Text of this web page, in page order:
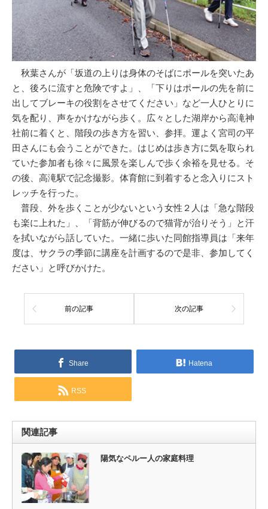
秋葉さんが「坂道の上りは身体のそばにポールを突いたあ
と、後ろに流すと危険ですよ」、「下りはポールの先を前に
出してブレーキの役割をさせてください」など一人ひとりに
気を配り、声をかけながら歩く。広々とした湖岸から高滝神
社前に着くと、階段の歩き方を習い、参拝。運よく宮司の平
田さんにも会うことができた。はじめは歩き方に気を取られ
ていた参加者も徐々に風景を楽しんで歩く余裕を見せる。そ
の後、高滝駅で記念撮影。体育館に到着すると念入りにスト
レッチを行った。
普段、外を歩くことが少ないという女性２人は「急な階段
も楽に上れた」、「背筋が伸びるので猫背が治りそう」と汗
を拭いながら話していた。一緒に歩いた同館指導員は「来年
度は、サクラの季節に講座を計画するので是非、参加してく
ださい」と呼びかけた。
前の記事 次の記事
Share Hatena
RSS
関連記事
陽気なペルー人の家庭料理